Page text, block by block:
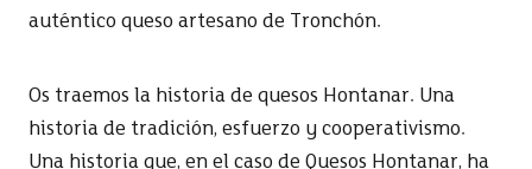
auténtico queso artesano de Tronchón.
Os traemos la historia de quesos Hontanar. Una
historia de tradición, esfuerzo y cooperativismo.
Una historia que, en el caso de Quesos Hontanar, ha